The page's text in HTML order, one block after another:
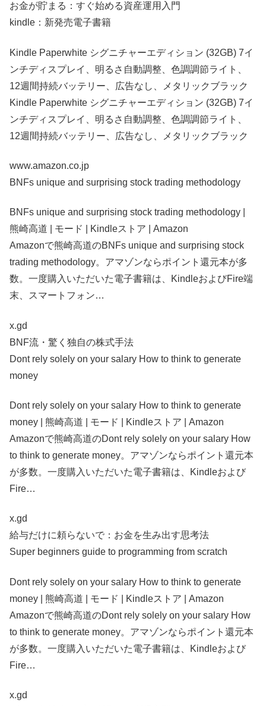
お金が貯まる：すぐ始める資産運用入門
kindle：新発売電子書籍
Kindle Paperwhite シグニチャーエディション (32GB) 7イ
ンチディスプレイ、明るさ自動調整、色調調節ライト、
12週間持続バッテリー、広告なし、メタリックブラック
Kindle Paperwhite シグニチャーエディション (32GB) 7イ
ンチディスプレイ、明るさ自動調整、色調調節ライト、
12週間持続バッテリー、広告なし、メタリックブラック
www.amazon.co.jp
BNFs unique and surprising stock trading methodology
BNFs unique and surprising stock trading methodology |
熊崎高道 | モード | Kindleストア | Amazon
Amazonで熊崎高道のBNFs unique and surprising stock
trading methodology。アマゾンならポイント還元本が多
数。一度購入いただいた電子書籍は、KindleおよびFire端
末、スマートフォン…
x.gd
BNF流・驚く独自の株式手法
Dont rely solely on your salary How to think to generate
money
Dont rely solely on your salary How to think to generate
money | 熊崎高道 | モード | Kindleストア | Amazon
Amazonで熊崎高道のDont rely solely on your salary How
to think to generate money。アマゾンならポイント還元本
が多数。一度購入いただいた電子書籍は、Kindleおよび
Fire…
x.gd
給与だけに頼らないで：お金を生み出す思考法
Super beginners guide to programming from scratch
Dont rely solely on your salary How to think to generate
money | 熊崎高道 | モード | Kindleストア | Amazon
Amazonで熊崎高道のDont rely solely on your salary How
to think to generate money。アマゾンならポイント還元本
が多数。一度購入いただいた電子書籍は、Kindleおよび
Fire…
x.gd